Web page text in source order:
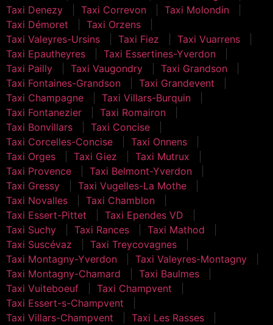
Taxi Denezy
Taxi Correvon
Taxi Molondin
Taxi Démoret
Taxi Orzens
Taxi Valeyres-Ursins
Taxi Fiez
Taxi Vuarrens
Taxi Epautheyres
Taxi Essertines-Yverdon
Taxi Pailly
Taxi Vaugondry
Taxi Grandson
Taxi Fontaines-Grandson
Taxi Grandevent
Taxi Champagne
Taxi Villars-Burquin
Taxi Fontanezier
Taxi Romairon
Taxi Bonvillars
Taxi Concise
Taxi Corcelles-Concise
Taxi Onnens
Taxi Orges
Taxi Giez
Taxi Mutrux
Taxi Provence
Taxi Belmont-Yverdon
Taxi Gressy
Taxi Vugelles-La Mothe
Taxi Novalles
Taxi Chamblon
Taxi Essert-Pittet
Taxi Ependes VD
Taxi Suchy
Taxi Rances
Taxi Mathod
Taxi Suscévaz
Taxi Treycovagnes
Taxi Montagny-Yverdon
Taxi Valeyres-Montagny
Taxi Montagny-Chamard
Taxi Baulmes
Taxi Vuiteboeuf
Taxi Champvent
Taxi Essert-s-Champvent
Taxi Villars-Champvent
Taxi Les Rasses